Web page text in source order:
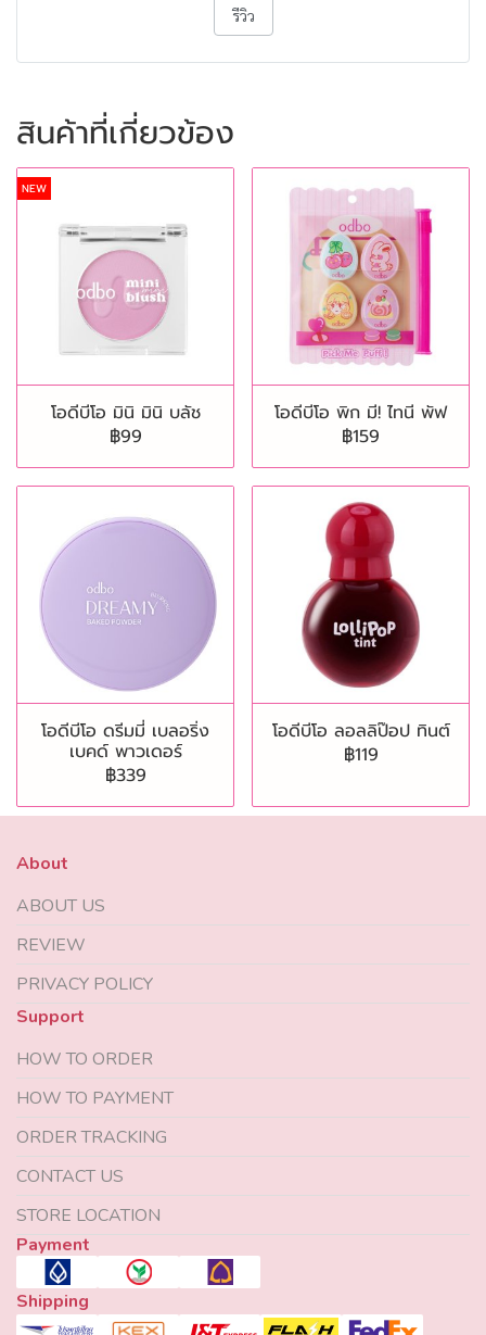
รีวิว
สินค้าที่เกี่ยวข้อง
NEW
โอดีบีโอ มินิ มินิ บลัช
฿99
โอดีบีโอ พิก มี! ไทนี พัฟ
฿159
โอดีบีโอ ดรีมมี่ เบลอริ่ง
เบคด์ พาวเดอร์
฿339
โอดีบีโอ ลอลลิป๊อป ทินต์
฿119
About
ABOUT US
REVIEW
PRIVACY POLICY
Support
HOW TO ORDER
HOW TO PAYMENT
ORDER TRACKING
CONTACT US
STORE LOCATION
Payment
Shipping